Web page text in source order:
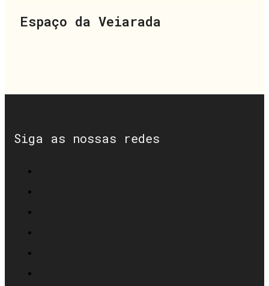
Espaço da Veiarada
Siga as nossas redes